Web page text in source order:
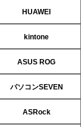
HUAWEI
kintone
ASUS ROG
パソコンSEVEN
ASRock